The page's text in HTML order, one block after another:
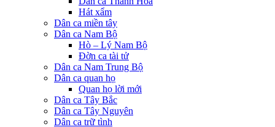
Hát xẩm
Dân ca miền tây
Dân ca Nam Bộ
Hò – Lý Nam Bộ
Đờn ca tài tử
Dân ca Nam Trung Bộ
Dân ca quan họ
Quan họ lời mới
Dân ca Tây Bắc
Dân ca Tây Nguyên
Dân ca trữ tình